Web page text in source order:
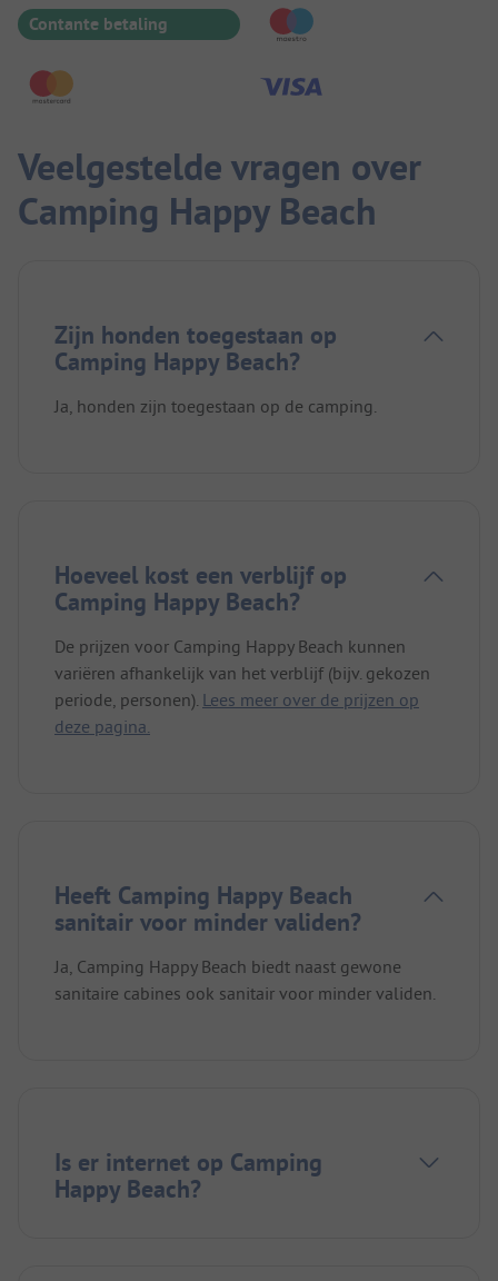
Contante betaling
Veelgestelde vragen over
Camping Happy Beach
Zijn honden toegestaan op
Camping Happy Beach?
Ja, honden zijn toegestaan op de camping.
Hoeveel kost een verblijf op
Camping Happy Beach?
De prijzen voor Camping Happy Beach kunnen
variëren afhankelijk van het verblijf (bijv. gekozen
periode, personen). Lees meer over de prijzen op
deze pagina.
Heeft Camping Happy Beach
sanitair voor minder validen?
Ja, Camping Happy Beach biedt naast gewone
sanitaire cabines ook sanitair voor minder validen.
Is er internet op Camping
Happy Beach?